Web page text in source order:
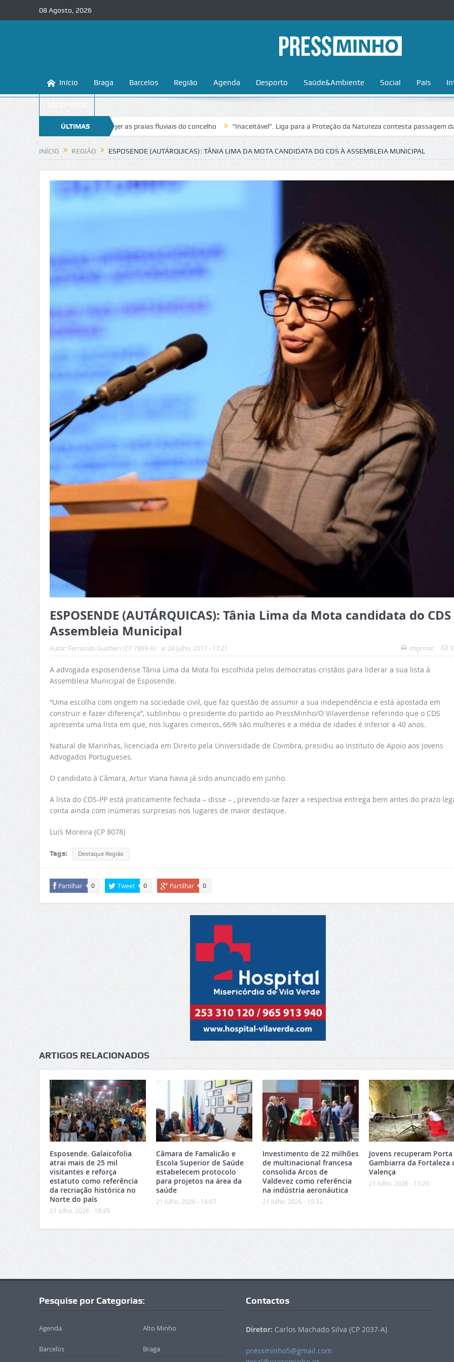
08 Agosto, 2026
Início Braga Barcelos Região Agenda Desporto Saúde&Ambiente Social País
Multimédia
ÚLTIMAS
NOTÍCIAS
a conhecer e proteger as praias fluviais do concelho “Inaceitável”. Liga para a Proteção da Natureza contesta passagem da Volta a
INÍCIO REGIÃO ESPOSENDE (AUTÁRQUICAS): TÂNIA LIMA DA MOTA CANDIDATA DO CDS À ASSEMBLEIA MUNICIPAL
ESPOSENDE (AUTÁRQUICAS): Tânia Lima da Mota candidata do
Assembleia Municipal
Autor: Fernando Gualtieri (CP 7889-A) a: 24 Julho, 2017 - 17:21 Imprimir
A advogada esposendense Tânia Lima da Mota foi escolhida pelos democratas-cristãos para liderar a sua lista à
Assembleia Municipal de Esposende.
“Uma escolha com origem na sociedade civil, que faz questão de assumir a sua independência e está apostada em
construir e fazer diferença”, sublinhou o presidente do partido ao PressMinho/O Vilaverdense referindo que o CDS
apresenta uma lista em que, nos lugares cimeiros, 66% são mulheres e a média de idades é inferior a 40 anos.
Natural de Marinhas, licenciada em Direito pela Universidade de Coimbra, presidiu ao Instituto de Apoio aos Jovens
Advogados Portugueses.
O candidato à Câmara, Artur Viana havia já sido anunciado em junho.
A lista do CDS-PP está praticamente fechada – disse – , prevendo-se fazer a respectiva entrega bem antes do prazo
conta ainda com inúmeras surpresas nos lugares de maior destaque.
Luís Moreira (CP 8078)
Tags: Destaque Região
Partilhar 0 Tweet 0 Partilhar 0
ARTIGOS RELACIONADOS
Esposende. Galaicofolia
atrai mais de 25 mil
visitantes e reforça
estatuto como referência
da recriação histórica no
Norte do país
21 Julho, 2026 - 18:45
Câmara de Famalicão e
Escola Superior de Saúde
estabelecem protocolo
para projetos na área da
saúde
21 Julho, 2026 - 16:07
Investimento de 22 milhões
de multinacional francesa
consolida Arcos de
Valdevez como referência
na indústria aeronáutica
21 Julho, 2026 - 15:32
Jovens recuperam Porta
Gambiarra da Fortaleza
Valença
21 Julho, 2026 - 15:20
Pesquise por Categorias:
Agenda Alto Minho
Barcelos Braga
Contactos
Diretor: Carlos Machado Silva (CP 2037-A)
pressminho5@gmail.com